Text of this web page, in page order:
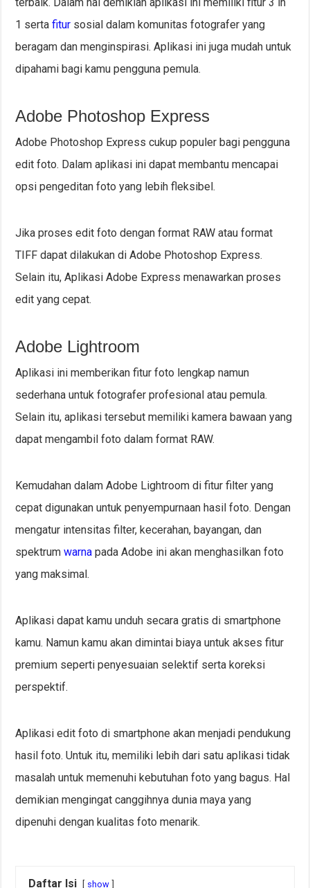
1 sertafitur sosial dalam komunitas fotografer yang
beragam dan menginspirasi. Aplikasi ini juga mudah untuk
dipahami bagi kamu pengguna pemula.
Adobe Photoshop Express
Adobe Photoshop Express cukup populer bagi pengguna
edit foto. Dalam aplikasi ini dapat membantu mencapai
opsi pengeditan foto yang lebih fleksibel.
Jika proses edit foto dengan format RAW atau format
TIFF dapat dilakukan di Adobe Photoshop Express.
Selain itu, Aplikasi Adobe Express menawarkan proses
edit yang cepat.
Adobe Lightroom
Aplikasi ini memberikan fitur foto lengkap namun
sederhana untuk fotografer profesional atau pemula.
Selain itu, aplikasi tersebut memiliki kamera bawaan yang
dapat mengambil foto dalam format RAW.
Kemudahan dalam Adobe Lightroom di fitur filter yang
cepat digunakan untuk penyempurnaan hasil foto. Dengan
mengatur intensitas filter, kecerahan, bayangan, dan
spektrumwarna pada Adobe ini akan menghasilkan foto
yang maksimal.
Aplikasi dapat kamu unduh secara gratis di smartphone
kamu. Namun kamu akan dimintai biaya untuk akses fitur
premium seperti penyesuaian selektif serta koreksi
perspektif.
Aplikasi edit foto di smartphone akan menjadi pendukung
hasil foto. Untuk itu, memiliki lebih dari satu aplikasi tidak
masalah untuk memenuhi kebutuhan foto yang bagus. Hal
demikian mengingat canggihnya dunia maya yang
dipenuhi dengan kualitas foto menarik.
Daftar Isi show